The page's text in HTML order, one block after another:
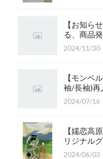
【お知ら
る、商品
2024/11/30
【モンベ
袖/長袖)再
場！
2024/07/16
【嬬恋高
リジナル
せ
2024/06/03